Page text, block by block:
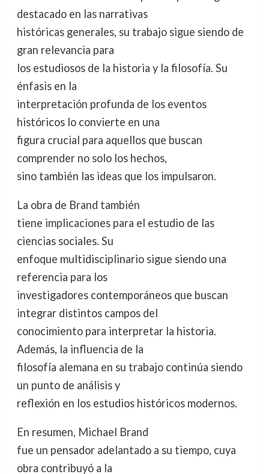
destacado en las narrativas
históricas generales, su trabajo sigue siendo de
gran relevancia para
los estudiosos de la historia y la filosofía. Su
énfasis en la
interpretación profunda de los eventos
históricos lo convierte en una
figura crucial para aquellos que buscan
comprender no solo los hechos,
sino también las ideas que los impulsaron.
La obra de Brand también
tiene implicaciones para el estudio de las
ciencias sociales. Su
enfoque multidisciplinario sigue siendo una
referencia para los
investigadores contemporáneos que buscan
integrar distintos campos del
conocimiento para interpretar la historia.
Además, la influencia de la
filosofía alemana en su trabajo continúa siendo
un punto de análisis y
reflexión en los estudios históricos modernos.
En resumen, Michael Brand
fue un pensador adelantado a su tiempo, cuya
obra contribuyó a la